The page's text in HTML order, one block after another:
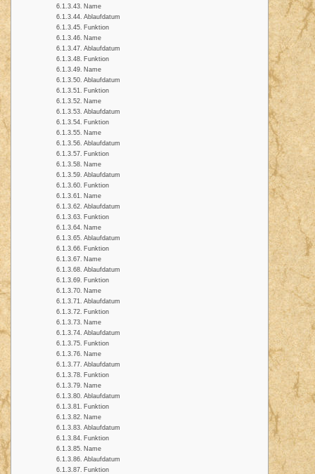
Name
Ablaufdatum
Funktion
Name
Ablaufdatum
Funktion
Name
Ablaufdatum
Funktion
Name
Ablaufdatum
Funktion
Name
Ablaufdatum
Funktion
Name
Ablaufdatum
Funktion
Name
Ablaufdatum
Funktion
Name
Ablaufdatum
Funktion
Name
Ablaufdatum
Funktion
Name
Ablaufdatum
Funktion
Name
Ablaufdatum
Funktion
Name
Ablaufdatum
Funktion
Name
Ablaufdatum
Funktion
Name
Ablaufdatum
Funktion
Name
Ablaufdatum
Funktion